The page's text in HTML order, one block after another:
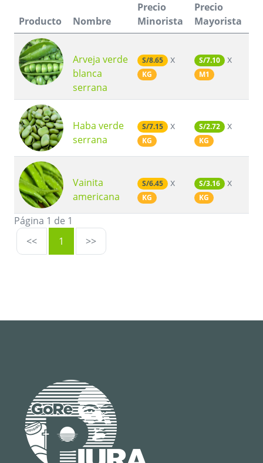
Producto Nombre
Precio
Minorista
Precio
Mayorista
Arveja verde
blanca
serrana
S/8.65 x
KG
S/7.10 x
M1
Haba verde
serrana
S/7.15 x
KG
S/2.72 x
KG
Vainita
americana
S/6.45 x
KG
S/3.16 x
KG
Página 1 de 1
<<
1 >>